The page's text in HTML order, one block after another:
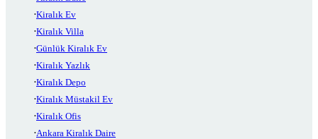
Kiralık Ev
Kiralık Villa
Günlük Kiralık Ev
Kiralık Yazlık
Kiralık Depo
Kiralık Müstakil Ev
Kiralık Ofis
Ankara Kiralık Daire